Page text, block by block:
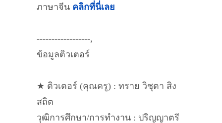
ภาษาจีน คลิกที่นี่เลย
------------------,
ข้อมูลติวเตอร์
★ ติวเตอร์ (คุณครู) : ทราย วิชุตา สิง
สถิต
วุฒิการศึกษา/การทำงาน : ปริญญาตรี